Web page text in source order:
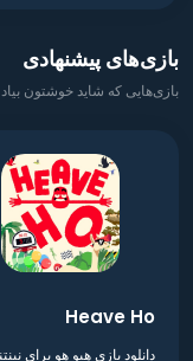
بازی‌های پیشنهادی
بازی‌هایی که شاید خوشتون بیاد
Heave Ho